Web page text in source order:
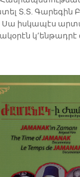
Տ.Տ. Գարեգին
իսկապէս
կ՚ենթադրէ